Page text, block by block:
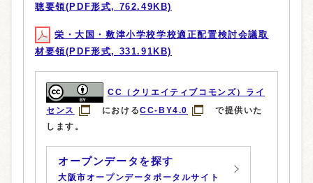
聴要領(PDF形式, 762.49KB)
栄・大国・敷津小学校学校適正配置検討会議取
材要領(PDF形式, 331.91KB)
CC（クリエイティブコモンズ）ライ
センス
におけるCC-BY4.0
で提供いた
します。
オープンデータを探す
大阪市オープンデータポータルサイト